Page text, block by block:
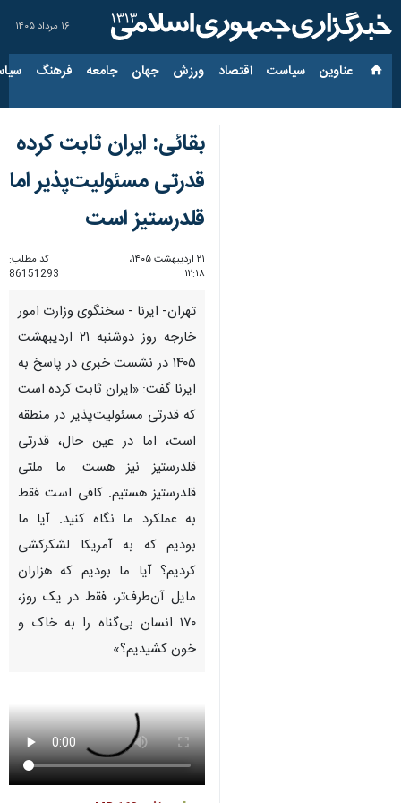
۱۶ مرداد ۱۴۰۵
عناوین‌ سیاست اقتصاد ورزش جهان جامعه فرهنگ
بقائی: ایران ثابت کرده
قدرتی مسئولیت‌پذیر اما
قلدرستیز است
۲۱ اردیبهشت ۱۴۰۵،
۱۲:۱۸
کد مطلب:
86151293
تهران- ایرنا - سخنگوی وزارت امور
خارجه روز دوشنبه ۲۱ اردیبهشت
۱۴۰۵ در نشست خبری در پاسخ به
ایرنا گفت: «ایران ثابت کرده است
که قدرتی مسئولیت‌پذیر در منطقه
است، اما در عین حال، قدرتی
قلدرستیز نیز هست. ما ملتی
قلدرستیز هستیم. کافی است فقط
به عملکرد ما نگاه کنید. آیا ما
بودیم که به آمریکا لشکرکشی
کردیم؟ آیا ما بودیم که هزاران
مایل آن‌طرف‌تر، فقط در یک روز،
۱۷۰ انسان بی‌گناه را به خاک و
خون کشیدیم؟»